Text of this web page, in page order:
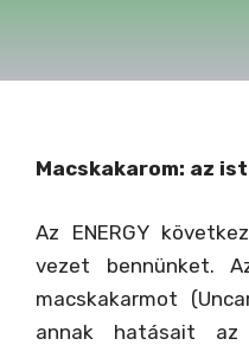
Macskakarom: az
Az ENERGY
vezet bennünket.
macskakarmot
annak hatásait az